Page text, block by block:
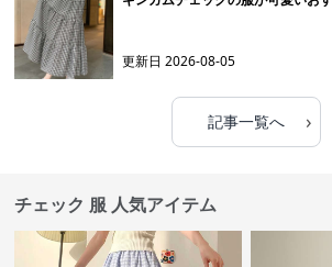
更新日2026-08-05
記事一覧へ ›
チェック 服 人気アイテム